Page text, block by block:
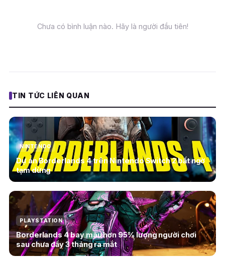
Chưa có bình luận nào. Hãy là người đầu tiên!
TIN TỨC LIÊN QUAN
NINTENDO
Dự án Borderlands 4 trên Nintendo Switch 2 bất ngờ
tạm dừng
PLAYSTATION
Borderlands 4 bay màu hơn 95% lượng người chơi
sau chưa đầy 3 tháng ra mắt